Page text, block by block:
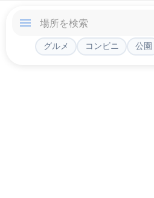
グルメ コンビニ 公園